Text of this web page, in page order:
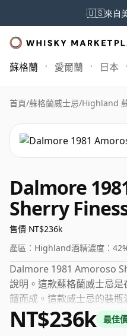
🇺🇸來自
蘇格蘭 愛爾蘭 日本
首頁/蘇格蘭威士忌/Highland
Dalmore
Sherry
售價 NT$236k
產區： Highland酒精濃度：
Dalmore 1981 Amoroso
說明。這款蘇格蘭威士忌
餾而成。這款威士忌的裝
的下限。儘管如今許多消費
43% 或 46% 裝瓶，但仍然
NT$236k
最佳